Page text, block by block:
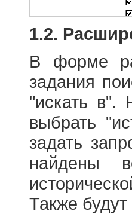
1.2.
В форме
задания
"искать в".
выбрать
задать
найдены
Также